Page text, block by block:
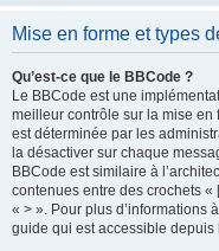
Mise en forme et types
Qu’est-ce que le BBCode ?
Le BBCode est une
meilleur contrôle sur la mise en
est déterminée par les
la désactiver sur chaque
BBCode est similaire à
contenues entre des crochets «
« > ». Pour plus d’informations
guide qui est accessible